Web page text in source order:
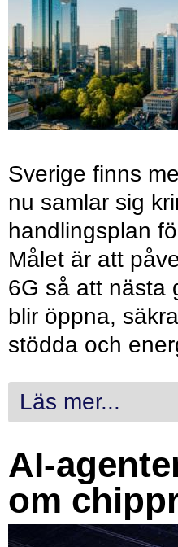
Sverige finns
nu samlar sig
handlingsplan
Målet är att
6G så att nästa
blir öppna,
stödda och
Läs mer...
AI-
om